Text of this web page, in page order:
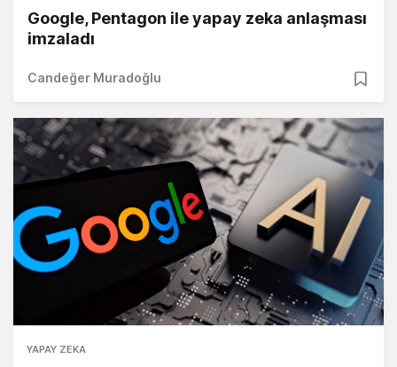
Google, Pentagon ile yapay zeka anlaşması
imzaladı
Candeğer Muradoğlu
YAPAY ZEKA